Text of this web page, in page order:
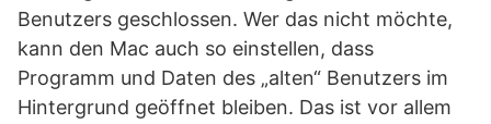
Benutzers geschlossen. Wer das nicht möchte,
kann den Mac auch so einstellen, dass
Programm und Daten des „alten“ Benutzers im
Hintergrund geöffnet bleiben. Das ist vor allem